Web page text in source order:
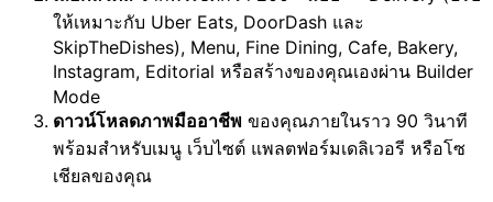
ให้เหมาะกับ Uber Eats, DoorDash และ
SkipTheDishes), Menu, Fine Dining, Cafe, Bakery,
Instagram, Editorial หรือสร้างของคุณเองผ่าน Builder
Mode
ดาวน์โหลดภาพมืออาชีพ ของคุณภายในราว 90 วินาที
พร้อมสำหรับเมนู เว็บไซต์ แพลตฟอร์มเดลิเวอรี หรือโซ
เชียลของคุณ